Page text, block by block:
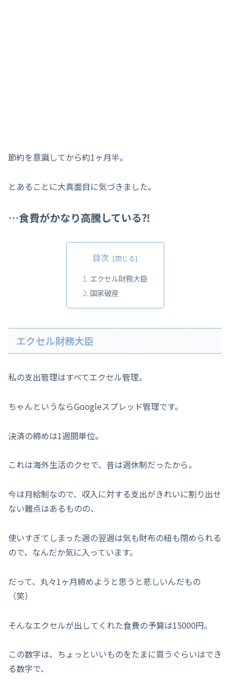
節約を意識してから約1ヶ月半。
とあることに大真面目に気づきました。
…食費がかなり高騰している⁈
目次
エクセル財務大臣
国家破産
エクセル財務大臣
私の支出管理はすべてエクセル管理。
ちゃんというならGoogleスプレッド管理です。
決済の締めは1週間単位。
これは海外生活のクセで、昔は週休制だったから。
今は月給制なので、収入に対する支出がきれいに割り出せ
ない難点はあるものの、
使いすぎてしまった週の翌週は気も財布の紐も閉められる
ので、なんだか気に入っています。
だって、丸々1ヶ月締めようと思うと悲しいんだもの
（笑）
そんなエクセルが出してくれた食費の予算は15000円。
この数字は、ちょっといいものをたまに買うぐらいはでき
る数字で、